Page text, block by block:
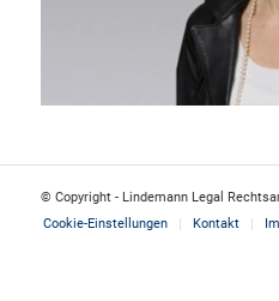
© Copyright - Lindemann Legal
Cookie-Einstellungen
Kontakt